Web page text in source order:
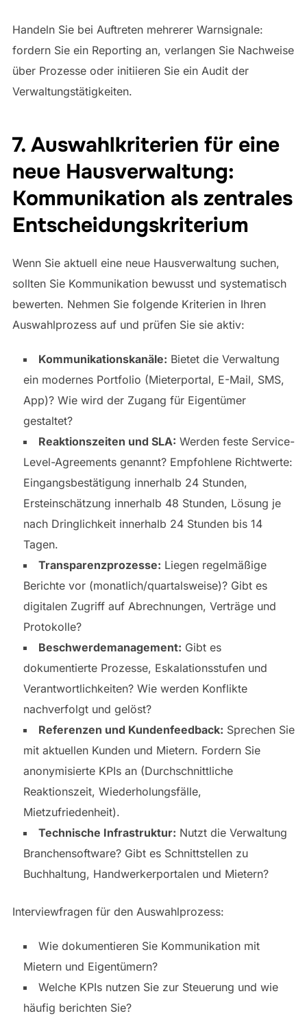
Handeln Sie bei Auftreten mehrerer Warnsignale:
fordern Sie ein Reporting an, verlangen Sie Nachweise
über Prozesse oder initiieren Sie ein Audit der
Verwaltungstätigkeiten.
7. Auswahlkriterien für eine
neue Hausverwaltung:
Kommunikation als zentrales
Entscheidungskriterium
Wenn Sie aktuell eine neue Hausverwaltung suchen,
sollten Sie Kommunikation bewusst und systematisch
bewerten. Nehmen Sie folgende Kriterien in Ihren
Auswahlprozess auf und prüfen Sie sie aktiv:
Kommunikationskanäle: Bietet die Verwaltung
ein modernes Portfolio (Mieterportal, E-Mail, SMS,
App)? Wie wird der Zugang für Eigentümer
gestaltet?
Reaktionszeiten und SLA: Werden feste Service-
Level-Agreements genannt? Empfohlene Richtwerte:
Eingangsbestätigung innerhalb 24 Stunden,
Ersteinschätzung innerhalb 48 Stunden, Lösung je
nach Dringlichkeit innerhalb 24 Stunden bis 14
Tagen.
Transparenzprozesse: Liegen regelmäßige
Berichte vor (monatlich/quartalsweise)? Gibt es
digitalen Zugriff auf Abrechnungen, Verträge und
Protokolle?
Beschwerdemanagement: Gibt es
dokumentierte Prozesse, Eskalationsstufen und
Verantwortlichkeiten? Wie werden Konflikte
nachverfolgt und gelöst?
Referenzen und Kundenfeedback: Sprechen Sie
mit aktuellen Kunden und Mietern. Fordern Sie
anonymisierte KPIs an (Durchschnittliche
Reaktionszeit, Wiederholungsfälle,
Mietzufriedenheit).
Technische Infrastruktur: Nutzt die Verwaltung
Branchensoftware? Gibt es Schnittstellen zu
Buchhaltung, Handwerkerportalen und Mietern?
Interviewfragen für den Auswahlprozess:
Wie dokumentieren Sie Kommunikation mit
Mietern und Eigentümern?
Welche KPIs nutzen Sie zur Steuerung und wie
häufig berichten Sie?